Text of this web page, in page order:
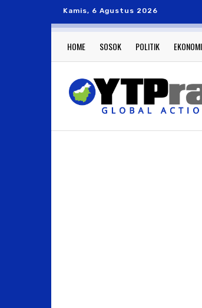
Kamis, 6 Agustus 2026
HOME SOSOK POLITIK EKONOMI